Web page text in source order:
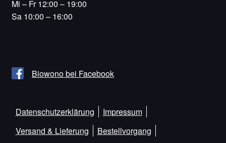
Mi – Fr 12:00 – 19:00
Sa 10:00 – 16:00
Biowono bei Facebook
Datenschutzerklärung
Impressum
Versand & Lieferung
Bestellvorgang